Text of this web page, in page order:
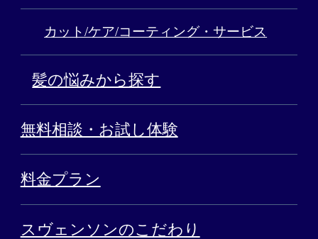
カット/ケア/コーティング・サービス
髪の悩みから探す
無料相談・お試し体験
料金プラン
スヴェンソンのこだわり